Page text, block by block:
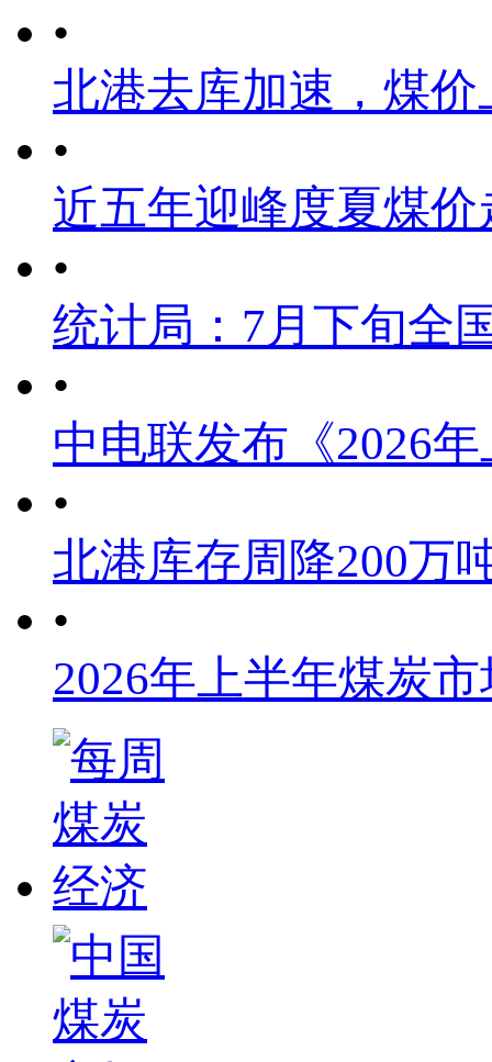
•
北港去库加速，煤
•
近五年迎峰度夏煤价
•
统计局：7月下旬全
•
中电联发布《2026
•
北港库存周降200万
•
2026年上半年煤炭